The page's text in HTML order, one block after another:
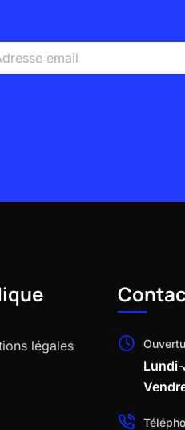
légales